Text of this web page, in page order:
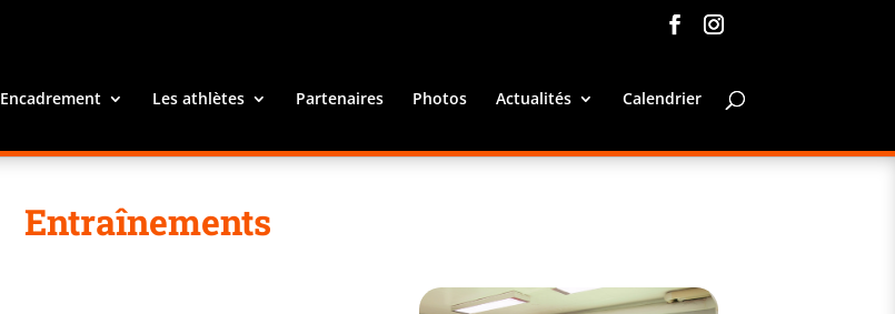
Encadrement Les athlètes Partenaires Photos Actualités Calendrier
Entraînements